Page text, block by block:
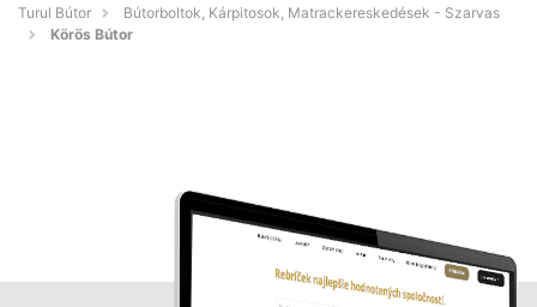
Turul Bútor
Bútorboltok, Kárpitosok, Matrackereskedések - Szarvas
Körös Bútor